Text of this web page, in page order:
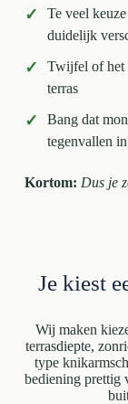
✓
Te veel
duidelijk
✓
Twijfel of het
terras
✓
Bang dat
tegenvallen
Kortom: Dus je
Je kiest
Wij maken
terrasdiepte,
type
bediening prettig